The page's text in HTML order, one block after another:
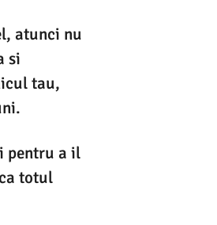
atunci nu
si
tau,
pentru a il
totul